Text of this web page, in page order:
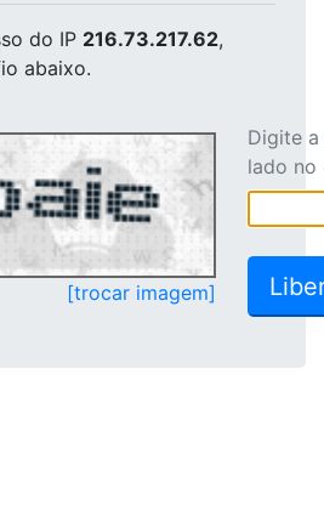
do IP 216.73.217.62,
abaixo.
[trocar imagem]
Digite
lado no